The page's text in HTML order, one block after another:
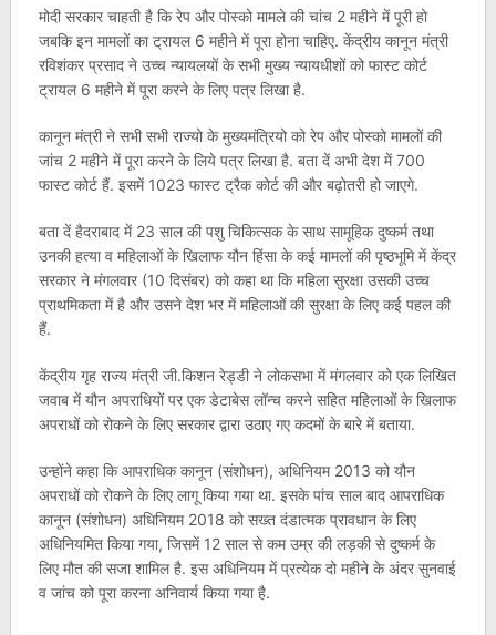
मोदी सरकार चाहती है कि रेप और पोस्को मामले की चांच 2 महीने में पूरी हो
जबकि इन मामलों का ट्रायल 6 महीने में पूरा होना चाहिए. केंद्रीय कानून मंत्री
रविशंकर प्रसाद ने उच्च न्यायलयों के सभी मुख्य न्यायधीशों को फास्ट कोर्ट
ट्रायल 6 महीने में पूरा करने के लिए पत्र लिखा है.
कानून मंत्री ने सभी सभी राज्यो के मुख्यमंत्रियो को रेप और पोस्को मामलों की
जांच 2 महीने में पूरा करने के लिये पत्र लिखा है. बता दें अभी देश में 700
फास्ट कोर्ट हैं. इसमें 1023 फास्ट ट्रैक कोर्ट की और बढ़ोतरी हो जाएगे.
बता दें हैदराबाद में 23 साल की पशु चिकित्सक के साथ सामूहिक दुष्कर्म तथा
उनकी हत्या व महिलाओं के खिलाफ यौन हिंसा के कई मामलों की पृष्ठभूमि में केंद्र
सरकार ने मंगलवार (10 दिसंबर) को कहा था कि महिला सुरक्षा उसकी उच्च
प्राथमिकता में है और उसने देश भर में महिलाओं की सुरक्षा के लिए कई पहल की
हैं.
केंद्रीय गृह राज्य मंत्री जी.किशन रेड्डी ने लोकसभा में मंगलवार को एक लिखित
जवाब में यौन अपराधियों पर एक डेटाबेस लॉन्च करने सहित महिलाओं के खिलाफ
अपराधों को रोकने के लिए सरकार द्वारा उठाए गए कदमों के बारे में बताया.
उन्होंने कहा कि आपराधिक कानून (संशोधन), अधिनियम 2013 को यौन
अपराधों को रोकने के लिए लागू किया गया था. इसके पांच साल बाद आपराधिक
कानून (संशोधन) अधिनियम 2018 को सख्त दंडात्मक प्रावधान के लिए
अधिनियमित किया गया, जिसमें 12 साल से कम उम्र की लड़की से दुष्कर्म के
लिए मौत की सजा शामिल है. इस अधिनियम में प्रत्येक दो महीने के अंदर सुनवाई
व जांच को पूरा करना अनिवार्य किया गया है.